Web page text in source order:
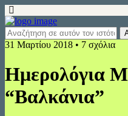
31 Μαρτίου 2018 • 7 σχόλια
Ημερολόγια
“Βαλκάνια”